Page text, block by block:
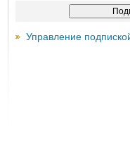
Управление